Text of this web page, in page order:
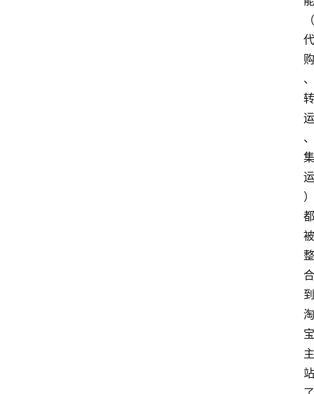
（
代
购
、
转
运
、
集
运
）
都
被
整
合
到
淘
宝
主
站